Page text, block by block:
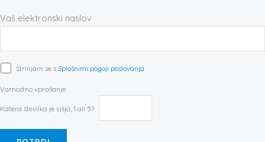
Vaš elektronski naslov
Strinjam se sSplošnimi pogoji poslovanja
Varnostno vprašanje:
Katera številka je višja, 1 ali 5?